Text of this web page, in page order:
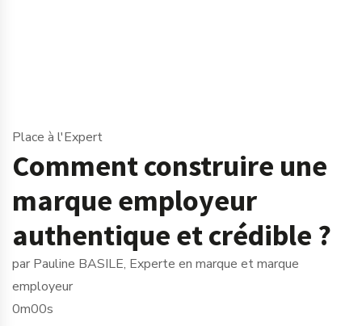
Place à l'Expert
Comment construire une
marque employeur
authentique et crédible ?
par Pauline BASILE, Experte en marque et marque
employeur
0m00s